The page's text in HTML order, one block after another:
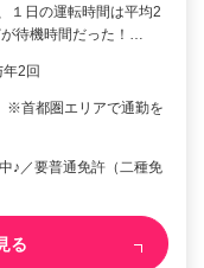
１日の運転時間は平均2
待機時間だった！…
2回
首都圏エリアで通勤を
♪／要普通免許（二種免
る